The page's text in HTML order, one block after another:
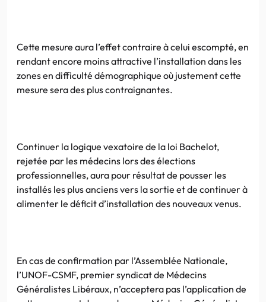
Cette mesure aura l’effet contraire à celui escompté, en
rendant encore moins attractive l’installation dans les
zones en difficulté démographique où justement cette
mesure sera des plus contraignantes.
Continuer la logique vexatoire de la loi Bachelot,
rejetée par les médecins lors des élections
professionnelles, aura pour résultat de pousser les
installés les plus anciens vers la sortie et de continuer à
alimenter le déficit d’installation des nouveaux venus.
En cas de confirmation par l’Assemblée Nationale,
l’UNOF-CSMF, premier syndicat de Médecins
Généralistes Libéraux, n’acceptera pas l’application de